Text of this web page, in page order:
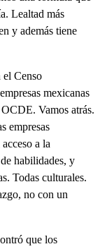
Lealtad más
y además tiene
el Censo
mexicanas
Vamos atrás.
empresas
a la
habilidades, y
Todas culturales.
no con un
que los